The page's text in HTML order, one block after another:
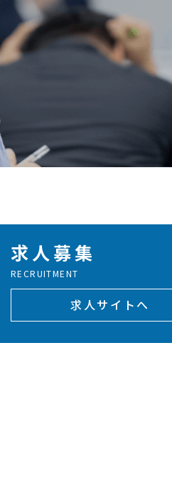
求人募集
RECRUITMENT
求人サイトへ